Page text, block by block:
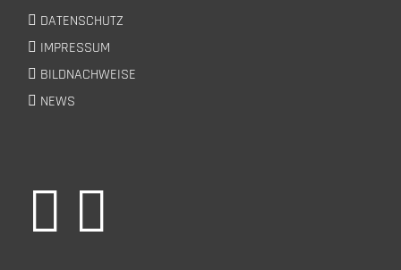
DATENSCHUTZ
IMPRESSUM
BILDNACHWEISE
NEWS